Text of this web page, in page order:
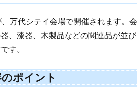
万代シテイ会場で開催されます。会
、漆器、木製品などの関連品が並び
す。
ポイント